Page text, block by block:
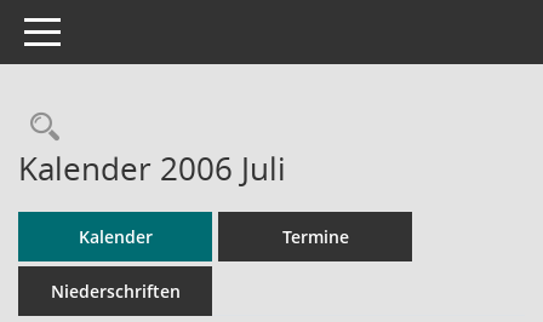
Toggle navigation
Rechercheauswahl
Kalender 2006 Juli
Kalender Termine
Niederschriften